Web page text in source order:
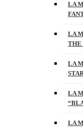
LA
LA
THE
LA
LA
LA